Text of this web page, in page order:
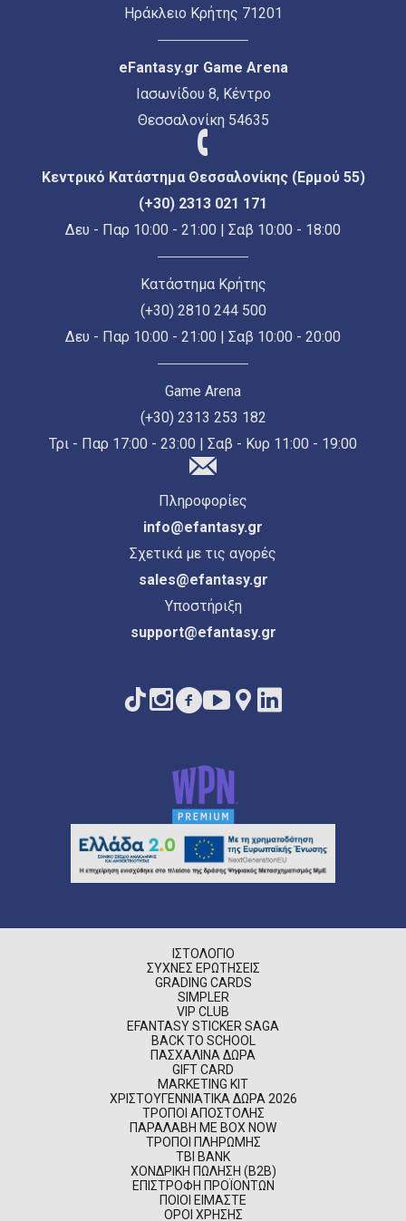
Ηράκλειο Κρήτης 71201
eFantasy.gr Game Arena
Ιασωνίδου 8, Κέντρο
Θεσσαλονίκη 54635
Κεντρικό Κατάστημα Θεσσαλονίκης (Ερμού 55)
(+30) 2313 021 171
Δευ - Παρ 10:00 - 21:00 | Σαβ 10:00 - 18:00
Κατάστημα Κρήτης
(+30) 2810 244 500
Δευ - Παρ 10:00 - 21:00 | Σαβ 10:00 - 20:00
Game Arena
(+30) 2313 253 182
Τρι - Παρ 17:00 - 23:00 | Σαβ - Κυρ 11:00 - 19:00
Πληροφορίες
info@efantasy.gr
Σχετικά με τις αγορές
sales@efantasy.gr
Υποστήριξη
support@efantasy.gr
ΙΣΤΟΛΌΓΙΟ
ΣΥΧΝΈΣ ΕΡΩΤΉΣΕΙΣ
GRADING CARDS
SIMPLER
VIP CLUB
EFANTASY STICKER SAGA
BACK TO SCHOOL
ΠΑΣΧΑΛΙΝΆ ΔΏΡΑ
GIFT CARD
MARKETING KIT
ΧΡΙΣΤΟΥΓΕΝΝΙΆΤΙΚΑ ΔΏΡΑ 2026
ΤΡΌΠΟΙ ΑΠΟΣΤΟΛΉΣ
ΠΑΡΑΛΑΒΉ ΜΕ BOX NOW
ΤΡΌΠΟΙ ΠΛΗΡΩΜΉΣ
TBI BANK
ΧΟΝΔΡΙΚΉ ΠΏΛΗΣΗ (B2B)
ΕΠΙΣΤΡΟΦΉ ΠΡΟΪΌΝΤΩΝ
ΠΟΙΟΊ ΕΊΜΑΣΤΕ
ΌΡΟΙ ΧΡΉΣΗΣ